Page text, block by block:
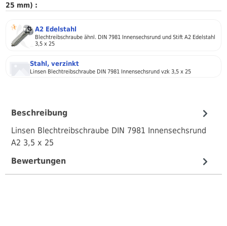
25 mm) :
A2 Edelstahl
Blechtreibschraube ähnl. DIN 7981 Innensechsrund und Stift A2 Edelstahl
3,5 x 25
Stahl, verzinkt
Linsen Blechtreibschraube DIN 7981 Innensechsrund vzk 3,5 x 25
Beschreibung
Linsen Blechtreibschraube DIN 7981 Innensechsrund
A2 3,5 x 25
Bewertungen